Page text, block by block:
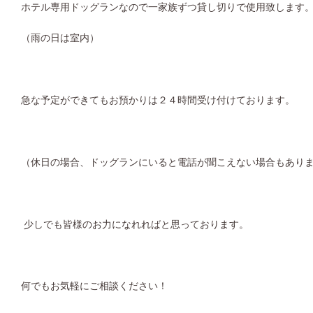
ホテル専用ドッグランなので一家族ずつ貸し切りで使用致します
（雨の日は室内）
急な予定ができてもお預かりは２４時間受け付けております。
（休日の場合、ドッグランにいると電話が聞こえない場合もあり
少しでも皆様のお力になれればと思っております。
何でもお気軽にご相談ください！